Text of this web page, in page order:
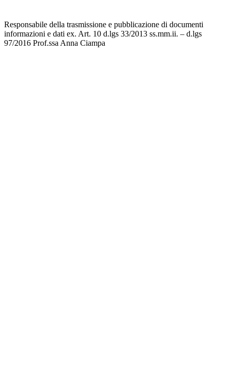
Responsabile della trasmissione e pubblicazione di documenti
informazioni e dati ex. Art. 10 d.lgs 33/2013 ss.mm.ii. – d.lgs
97/2016 Prof.ssa Anna Ciampa